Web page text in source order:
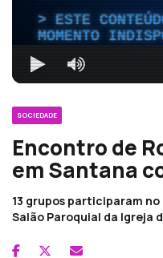
ESTE
MOMENTO
SOCIEDADE
Encontro de
em Santana
13 grupos participaram
Salão Paroquial da Igreja